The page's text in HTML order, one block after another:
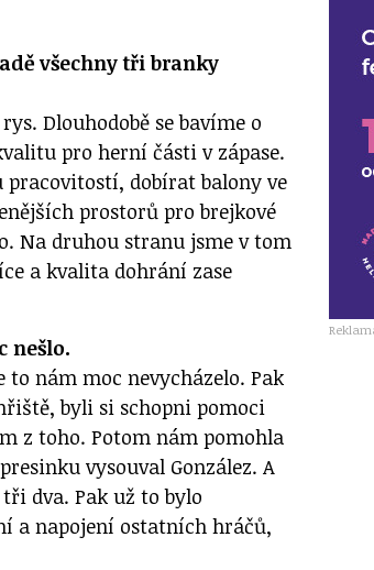
všechny tři branky
Dlouhodobě se bavíme o
pro herní části v zápase.
dobírat balony ve
prostorů pro brejkové
Na druhou stranu jsme v tom
a kvalita dohrání zase
nešlo.
nám moc nevycházelo. Pak
byli si schopni pomoci
z toho. Potom nám pomohla
vysouval González. A
dva. Pak už to bylo
a napojení ostatních hráčů,